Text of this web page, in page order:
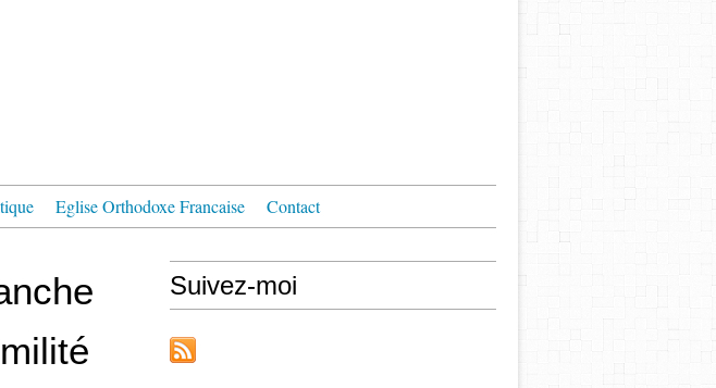
Eglise Orthodoxe Francaise Contact
Suivez-moi